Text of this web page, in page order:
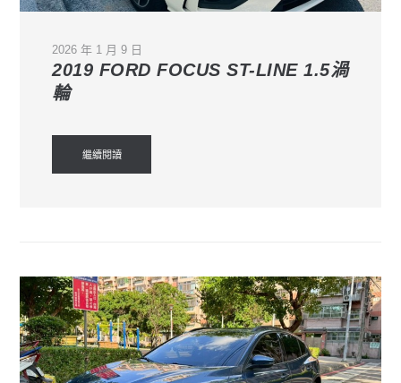
2026 年 1 月 9 日
2019 FORD FOCUS ST-LINE 1.5渦
輪
繼續閱讀